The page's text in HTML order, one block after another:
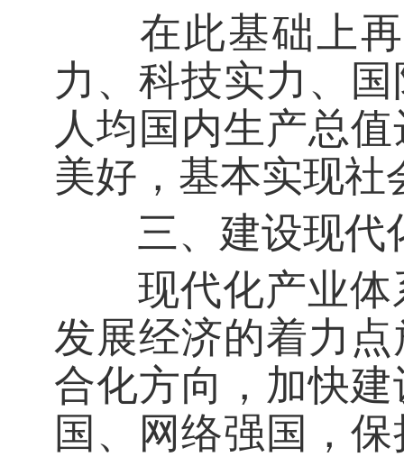
在此基础上再
力、科技实力、
人均国内生产总
美好，基本实现社
三、建设现代化
现代化产业体
发展经济的着力
合化方向，加快
国、网络强国，